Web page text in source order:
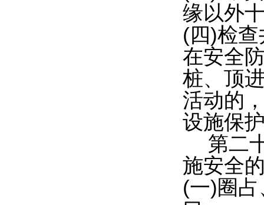
缘以外
(四)检
在安全
桩、顶
活动的
设施保
第二
施安全
(一)圈